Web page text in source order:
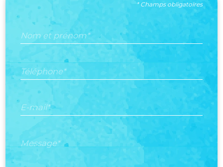
* Champs obligatoires
Nom et prénom*
Téléphone*
E-mail*
Message*